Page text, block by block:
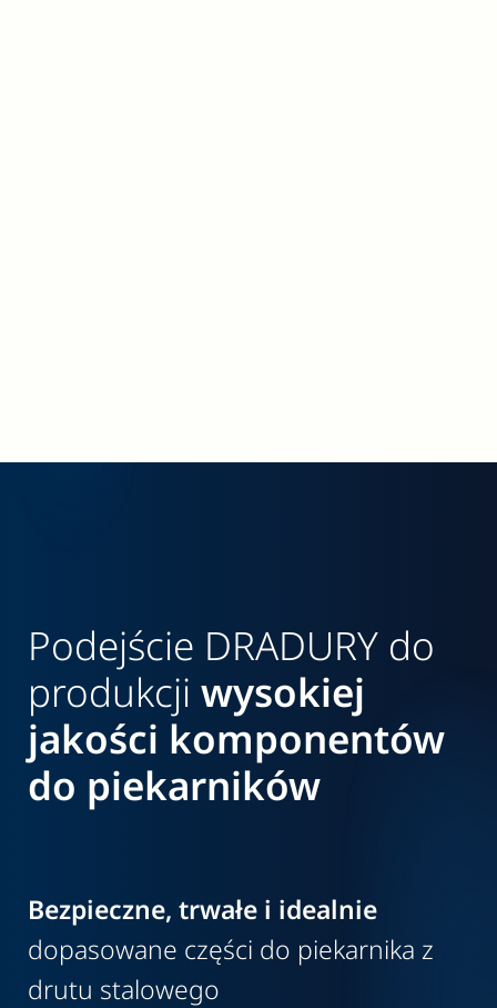
Podejście DRADURY do
produkcji wysokiej
jakości komponentów
do piekarników
Bezpieczne, trwałe i idealnie
dopasowane części do piekarnika z
drutu stalowego